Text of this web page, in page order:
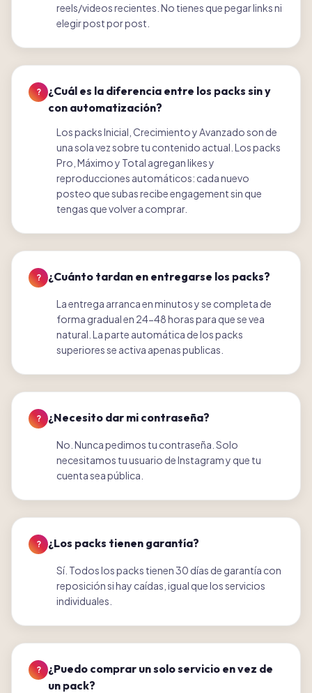
reels/videos recientes. No tienes que pegar links ni
elegir post por post.
?
¿Cuál es la diferencia entre los packs sin y
con automatización?
Los packs Inicial, Crecimiento y Avanzado son de
una sola vez sobre tu contenido actual. Los packs
Pro, Máximo y Total agregan likes y
reproducciones automáticos: cada nuevo
posteo que subas recibe engagement sin que
tengas que volver a comprar.
? ¿Cuánto tardan en entregarse los packs?
La entrega arranca en minutos y se completa de
forma gradual en 24-48 horas para que se vea
natural. La parte automática de los packs
superiores se activa apenas publicas.
? ¿Necesito dar mi contraseña?
No. Nunca pedimos tu contraseña. Solo
necesitamos tu usuario de Instagram y que tu
cuenta sea pública.
? ¿Los packs tienen garantía?
Sí. Todos los packs tienen 30 días de garantía con
reposición si hay caídas, igual que los servicios
individuales.
?
¿Puedo comprar un solo servicio en vez de
un pack?